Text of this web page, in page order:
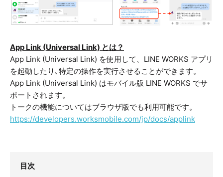
App Link (Universal Link) とは？
App Link (Universal Link) を使用して、LINE WORKS アプリ
を起動したり､特定の操作を実行させることができます。
App Link (Universal Link) はモバイル版 LINE WORKS でサ
ポートされます。
トークの機能についてはブラウザ版でも利用可能です。
https://developers.worksmobile.com/jp/docs/applink
目次